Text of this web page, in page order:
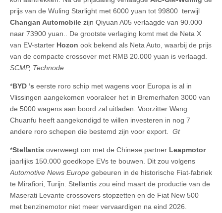
prijs van de Wuling Starlight met 6000 yuan tot 99800 terwijl
Changan Automobile zijn Qiyuan A05 verlaagde van 90.000
naar 73900 yuan.. De grootste verlaging komt met de Neta X
van EV-starter Hozon ook bekend als Neta Auto, waarbij de prijs
van de compacte crossover met RMB 20.000 yuan is verlaagd.
SCMP, Technode
*BYD ’s eerste roro schip met wagens voor Europa is al in
Vlissingen aangekomen vooraleer het in Bremerhafen 3000 van
de 5000 wagens aan boord zal uitladen. Voorzitter Wang
Chuanfu heeft aangekondigd te willen investeren in nog 7
andere roro schepen die bestemd zijn voor export. Gt
*Stellantis overweegt om met de Chinese partner Leapmotor
jaarlijks 150.000 goedkope EVs te bouwen. Dit zou volgens
Automotive News Europe gebeuren in de historische Fiat-fabriek
te Mirafiori, Turijn. Stellantis zou eind maart de productie van de
Maserati Levante crossovers stopzetten en de Fiat New 500
met benzinemotor niet meer vervaardigen na eind 2026.